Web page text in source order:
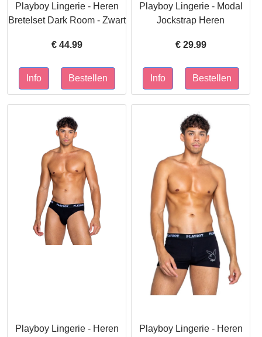
Playboy Lingerie - Heren
Bretelset Dark Room - Zwart
€ 44.99
Playboy Lingerie - Modal
Jockstrap Heren
€ 29.99
Playboy Lingerie - Heren
Playboy Lingerie - Heren